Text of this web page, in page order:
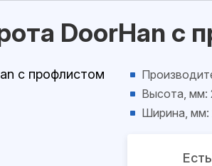
DoorHan с
Высота, мм:
Ширина, мм: